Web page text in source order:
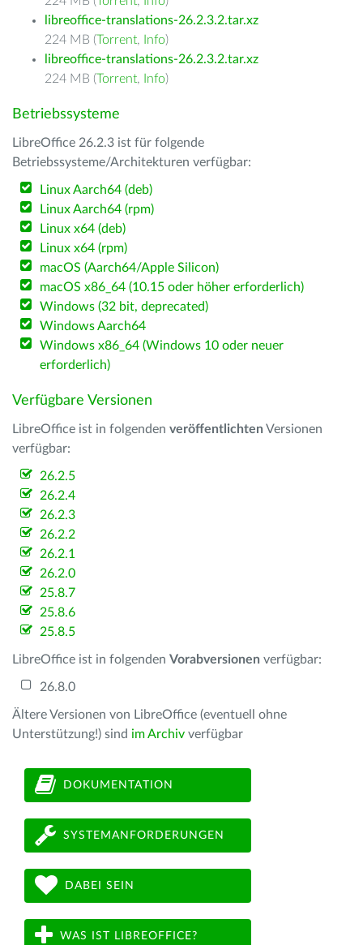
libreoffice-translations-26.2.3.2.tar.xz
224 MB (Torrent, Info)
libreoffice-translations-26.2.3.2.tar.xz
224 MB (Torrent, Info)
Betriebssysteme
LibreOffice 26.2.3 ist für folgende
Betriebssysteme/Architekturen verfügbar:
Linux Aarch64 (deb)
Linux Aarch64 (rpm)
Linux x64 (deb)
Linux x64 (rpm)
macOS (Aarch64/Apple Silicon)
macOS x86_64 (10.15 oder höher erforderlich)
Windows (32 bit, deprecated)
Windows Aarch64
Windows x86_64 (Windows 10 oder neuer
erforderlich)
Verfügbare Versionen
LibreOffice ist in folgenden veröffentlichten Versionen
verfügbar:
26.2.5
26.2.4
26.2.3
26.2.2
26.2.1
26.2.0
25.8.7
25.8.6
25.8.5
LibreOffice ist in folgenden Vorabversionen verfügbar:
26.8.0
Ältere Versionen von LibreOffice (eventuell ohne
Unterstützung!) sind im Archiv verfügbar
DOKUMENTATION
SYSTEMANFORDERUNGEN
DABEI SEIN
WAS IST LIBREOFFICE?